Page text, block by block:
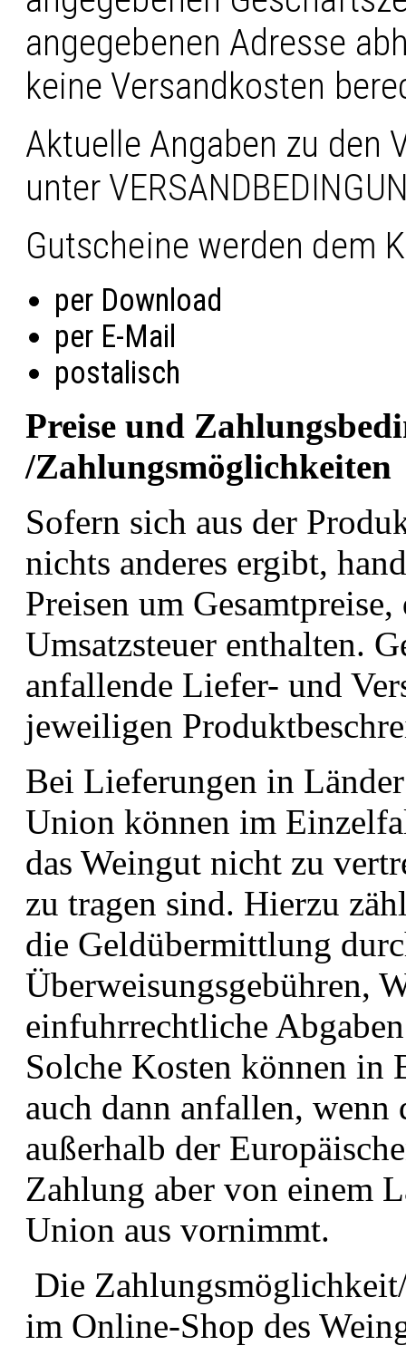
angegebenen Adresse
keine Versandkosten
Aktuelle Angaben zu den
unter
Gutscheine werden dem
per Download
per E-Mail
postalisch
Preise und
/Zahlungsmöglichkeiten
Sofern sich aus der
nichts anderes ergibt,
Preisen um
Umsatzsteuer enthalten.
anfallende Liefer- und
jeweiligen
Bei Lieferungen in
Union können im
das Weingut nicht zu
zu tragen sind. Hierzu
die Geldübermittlung
Überweisungsgebühren,
einfuhrrechtliche
Solche Kosten können in
auch dann anfallen,
außerhalb der
Zahlung aber von einem
Union aus vornimmt.
Die
im Online-Shop des